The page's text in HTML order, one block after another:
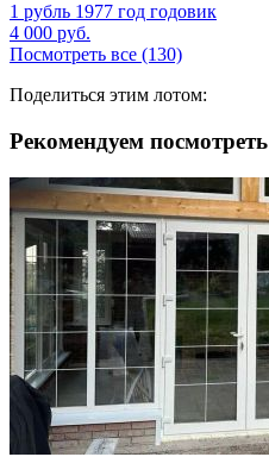
1 рубль 1977 год годовик
4 000 руб.
Посмотреть все (130)
Поделиться этим лотом:
Рекомендуем посмотреть